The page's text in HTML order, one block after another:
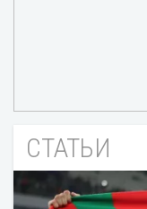
СТАТЬИ